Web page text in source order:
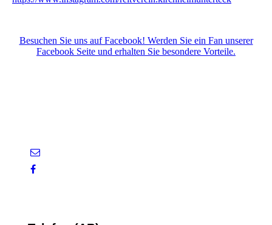
Besuchen Sie uns auf Facebook! Werden Sie ein Fan unserer
Facebook Seite und erhalten Sie besondere Vorteile.